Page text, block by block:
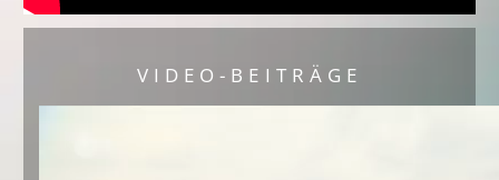
VIDEO-BEITRÄGE